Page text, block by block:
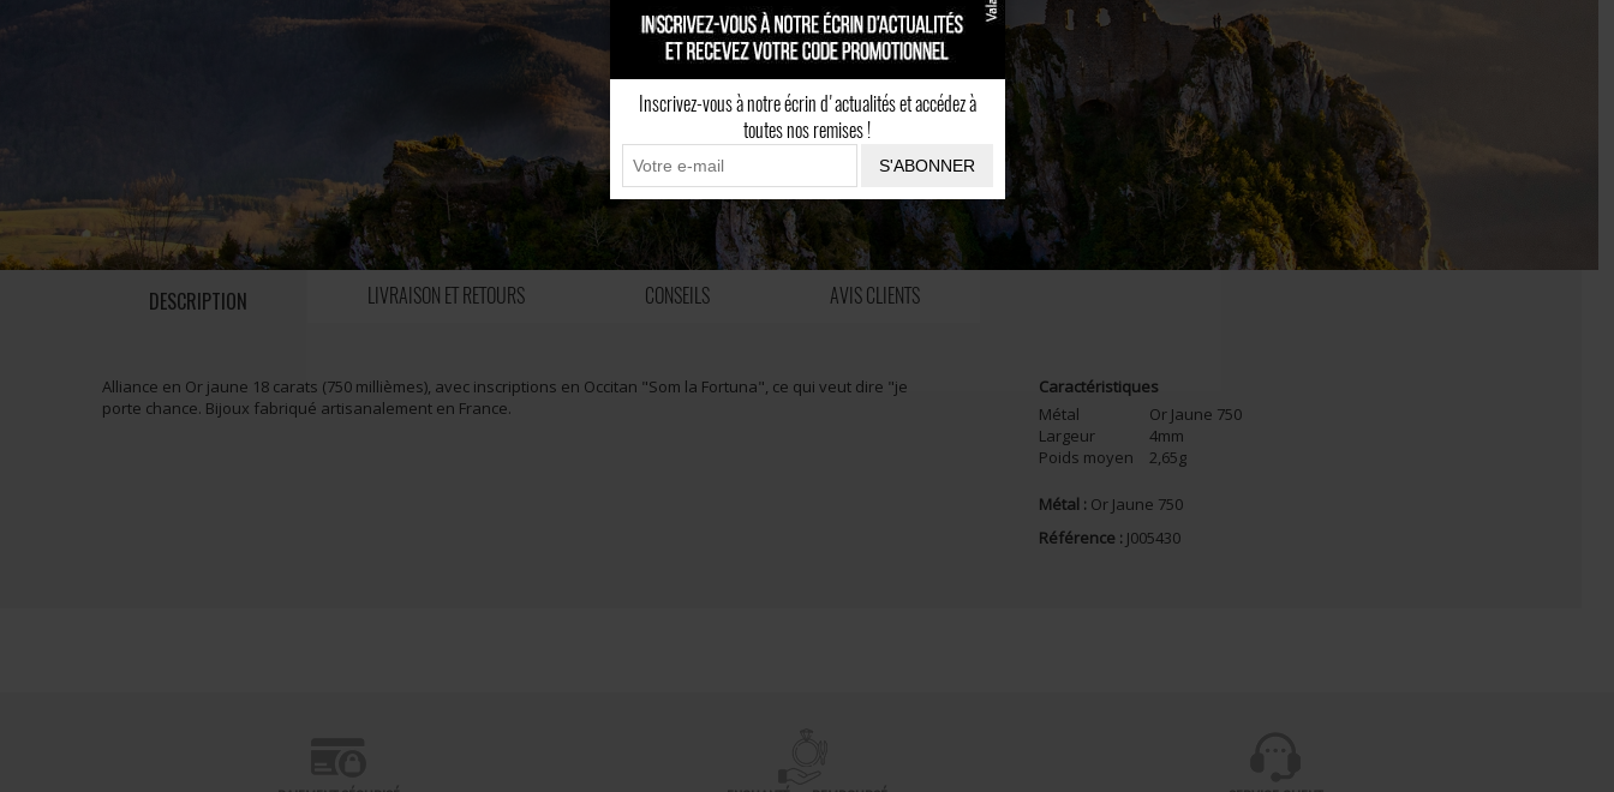
DESCRIPTION LIVRAISON ET RETOURS CONSEILS AVIS CLIENTS
Alliance en Or jaune 18 carats (750 millièmes), avec inscriptions en Occitan "Som la Fortuna", ce qui veut dire "je
porte chance. Bijoux fabriqué artisanalement en France.
Caractéristiques
Métal
Or Jaune 750
Largeur
4mm
Poids moyen
2,65g
Métal : Or Jaune 750
Référence : J005430
Inscrivez-vous à notre écrin d'actualités et accédez à
toutes nos remises !
S'ABONNER